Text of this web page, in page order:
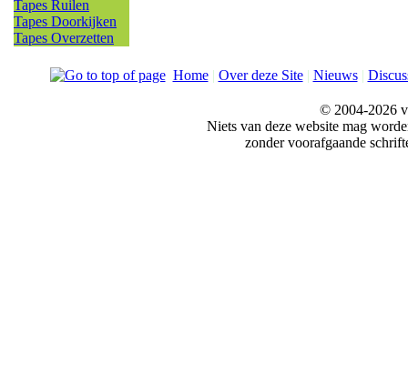
Tapes Ruilen
Tapes Doorkijken
Tapes Overzetten
Home| Over deze Site| Nieuws|
© 2004-2026
Niets van deze website mag
zonder voorafgaande